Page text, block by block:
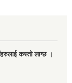
कस्तो लाग्छ ।